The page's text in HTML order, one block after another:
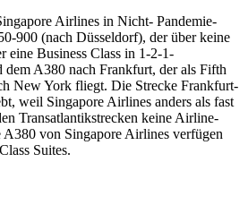
Airlines in Nicht- Pandemie-
900 (nach Düsseldorf), der über keine
eine Business Class in 1-2-1-
A380 nach Frankfurt, der als Fifth
New York fliegt. Die Strecke Frankfurt-
weil Singapore Airlines anders als fast
Transatlantikstrecken keine Airline-
A380 von Singapore Airlines verfügen
Suites.